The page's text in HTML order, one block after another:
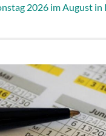
2026 im August in